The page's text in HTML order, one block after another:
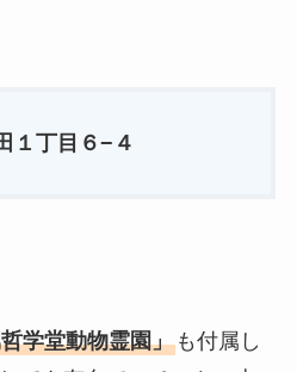
１丁目６−４
学堂動物霊園」も付属し